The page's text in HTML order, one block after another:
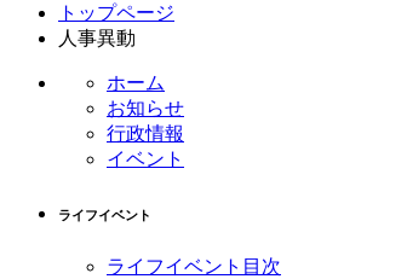
トップページ
人事異動
ホーム
お知らせ
行政情報
イベント
ライフイベント
ライフイベント目次